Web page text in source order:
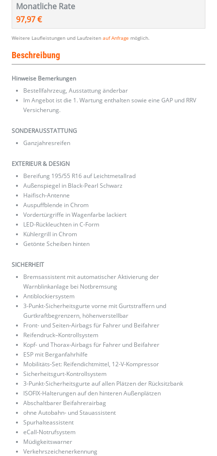
Monatliche Rate
97,97 €
Weitere Laufleistungen und Laufzeiten auf Anfrage möglich.
Beschreibung
Hinweise Bemerkungen
Bestellfahrzeug, Ausstattung änderbar
Im Angebot ist die 1. Wartung enthalten sowie eine GAP und RRV
Versicherung.
SONDERAUSSTATTUNG
Ganzjahresreifen
EXTERIEUR & DESIGN
Bereifung 195/55 R16 auf Leichtmetallrad
Außenspiegel in Black-Pearl Schwarz
Haifisch-Antenne
Auspuffblende in Chrom
Vordertürgriffe in Wagenfarbe lackiert
LED-Rückleuchten in C-Form
Kühlergrill in Chrom
Getönte Scheiben hinten
SICHERHEIT
Bremsassistent mit automatischer Aktivierung der
Warnblinkanlage bei Notbremsung
Antiblockiersystem
3-Punkt-Sicherheitsgurte vorne mit Gurtstraffern und
Gurtkraftbegrenzern, höhenverstellbar
Front- und Seiten-Airbags für Fahrer und Beifahrer
Reifendruck–Kontrollsystem
Kopf- und Thorax-Airbags für Fahrer und Beifahrer
ESP mit Berganfahrhilfe
Mobilitäts-Set: Reifendichtmittel, 12-V-Kompressor
Sicherheitsgurt-Kontrollsystem
3-Punkt-Sicherheitsgurte auf allen Plätzen der Rücksitzbank
ISOFIX-Halterungen auf den hinteren Außenplätzen
Abschaltbarer Beifahrerairbag
ohne Autobahn- und Stauassistent
Spurhalteassistent
eCall-Notrufsystem
Müdigkeitswarner
Verkehrszeichenerkennung